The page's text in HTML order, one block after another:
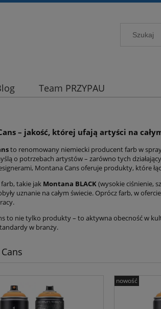
Team PRZYPAU
– jakość, której ufają artyści na
to renomowany niemiecki producent farb w
o potrzebach artystów – zarówno tych
Montana Cans oferuje produkty, które
takie jak Montana BLACK(wysokie ciśnienie,
uznanie na całym świecie. Oprócz farb, w
to nie tylko produkty – to aktywna obecność w
w branży.
nowość